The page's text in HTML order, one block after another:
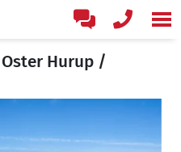
Oster Hurup /